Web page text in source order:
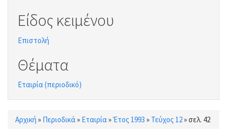
Είδος κειμένου
Επιστολή
Θέματα
Εταιρία (περιοδικό)
Είστε εδώ
Αρχική » Περιοδικά» Εταιρία»Έτος 1993 » Τεύχος 12»σελ. 42